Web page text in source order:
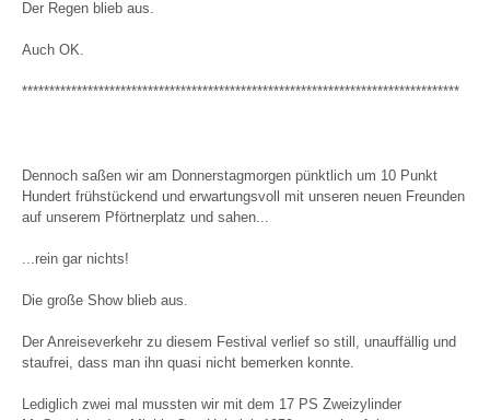
Der Regen blieb aus.
Auch OK.
********************************************************************************
Dennoch saßen wir am Donnerstagmorgen pünktlich um 10 Punkt
Hundert frühstückend und erwartungsvoll mit unseren neuen Freunden
auf unserem Pförtnerplatz und sahen...
...rein gar nichts!
Die große Show blieb aus.
Der Anreiseverkehr zu diesem Festival verlief so still, unauffällig und
staufrei, dass man ihn quasi nicht bemerken konnte.
Lediglich zwei mal mussten wir mit dem 17 PS Zweizylinder